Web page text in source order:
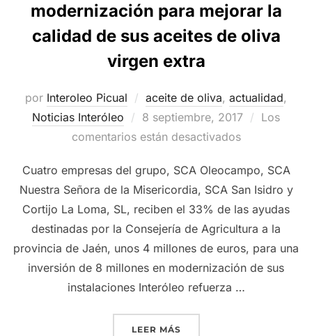
modernización para mejorar la
calidad de sus aceites de oliva
virgen extra
por Interoleo Picual aceite de oliva, actualidad,
Noticias Interóleo
Publicado
el
8 septiembre, 2017
Los
comentarios están desactivados
Cuatro empresas del grupo, SCA Oleocampo, SCA
Nuestra Señora de la Misericordia, SCA San Isidro y
Cortijo La Loma, SL, reciben el 33% de las ayudas
destinadas por la Consejería de Agricultura a la
provincia de Jaén, unos 4 millones de euros, para una
inversión de 8 millones en modernización de sus
instalaciones Interóleo refuerza …
LEER MÁS«GRUPO INTERÓLEO